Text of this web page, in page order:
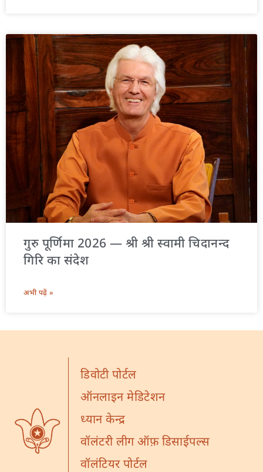
गुरु पूर्णिमा 2026 — श्री श्री स्वामी चिदानन्द
गिरि का संदेश
अभी पढ़ें »
डिवोटी पोर्टल
ऑनलाइन मेडिटेशन
ध्यान केन्द्र
वॉलंटरी लीग ऑफ़ डिसाईपल्स
वॉलंटियर पोर्टल